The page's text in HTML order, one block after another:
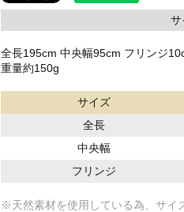
サ
全長195cm 中央幅95cm フリンジ
重量約150g
サイズ
全長
中央幅
フリンジ
※天然素材を使用している為、サイ